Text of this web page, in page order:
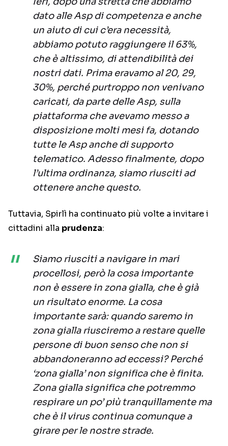
dato alle Asp di competenza e anche
un aiuto di cui c’era necessità,
abbiamo potuto raggiungere il 63%,
che è altissimo, di attendibilità dei
nostri dati. Prima eravamo al 20, 29,
30%, perché purtroppo non venivano
caricati, da parte delle Asp, sulla
piattaforma che avevamo messo a
disposizione molti mesi fa, dotando
tutte le Asp anche di supporto
telematico. Adesso finalmente, dopo
l’ultima ordinanza, siamo riusciti ad
ottenere anche questo.
Tuttavia, Spirlì ha continuato più volte a invitare i
cittadini alla prudenza:
Siamo riusciti a navigare in mari
procellosi, però la cosa importante
non è essere in zona gialla, che è già
un risultato enorme. La cosa
importante sarà: quando saremo in
zona gialla riusciremo a restare quelle
persone di buon senso che non si
abbandoneranno ad eccessi? Perché
‘zona gialla’ non significa che è finita.
Zona gialla significa che potremmo
respirare un po’ più tranquillamente ma
che è il virus continua comunque a
girare per le nostre strade.